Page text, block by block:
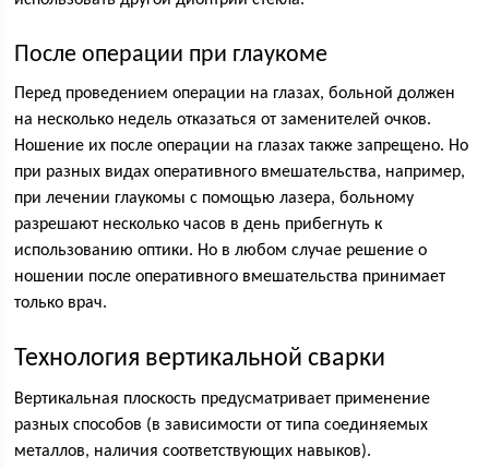
После операции при глаукоме
Перед проведением операции на глазах, больной должен
на несколько недель отказаться от заменителей очков.
Ношение их после операции на глазах также запрещено. Но
при разных видах оперативного вмешательства, например,
при лечении глаукомы с помощью лазера, больному
разрешают несколько часов в день прибегнуть к
использованию оптики. Но в любом случае решение о
ношении после оперативного вмешательства принимает
только врач.
Технология вертикальной сварки
Вертикальная плоскость предусматривает применение
разных способов (в зависимости от типа соединяемых
металлов, наличия соответствующих навыков).